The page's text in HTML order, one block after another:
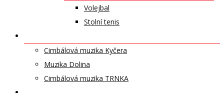
Volejbal
Stolní tenis
Cimbálová muzika Kyčera
Muzika Dolina
Cimbálová muzika TRNKA